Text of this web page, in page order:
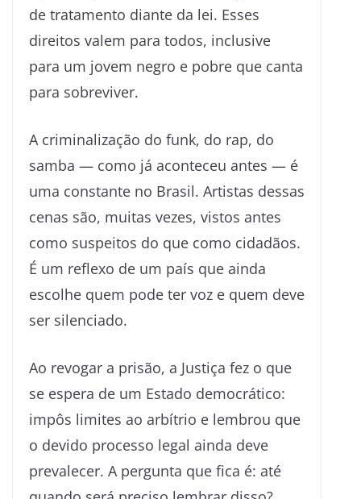
de tratamento diante da lei. Esses
direitos valem para todos, inclusive
para um jovem negro e pobre que canta
para sobreviver.
A criminalização do funk, do rap, do
samba — como já aconteceu antes — é
uma constante no Brasil. Artistas dessas
cenas são, muitas vezes, vistos antes
como suspeitos do que como cidadãos.
É um reflexo de um país que ainda
escolhe quem pode ter voz e quem deve
ser silenciado.
Ao revogar a prisão, a Justiça fez o que
se espera de um Estado democrático:
impôs limites ao arbítrio e lembrou que
o devido processo legal ainda deve
prevalecer. A pergunta que fica é: até